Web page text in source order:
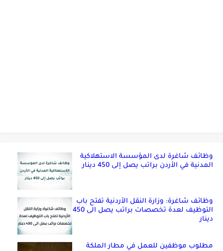
وظائف شاغرة لدى المؤسسة الاستهلاكية
المدنية في الأردن براتب يصل إلى 450 دينار
وظائف شاغرة: وزارة النقل الأردنية تفتح باب
التوظيف لعدة تخصصات براتب يصل الى 450
دينار
مطلوب موظفين للعمل في مطار الملكة